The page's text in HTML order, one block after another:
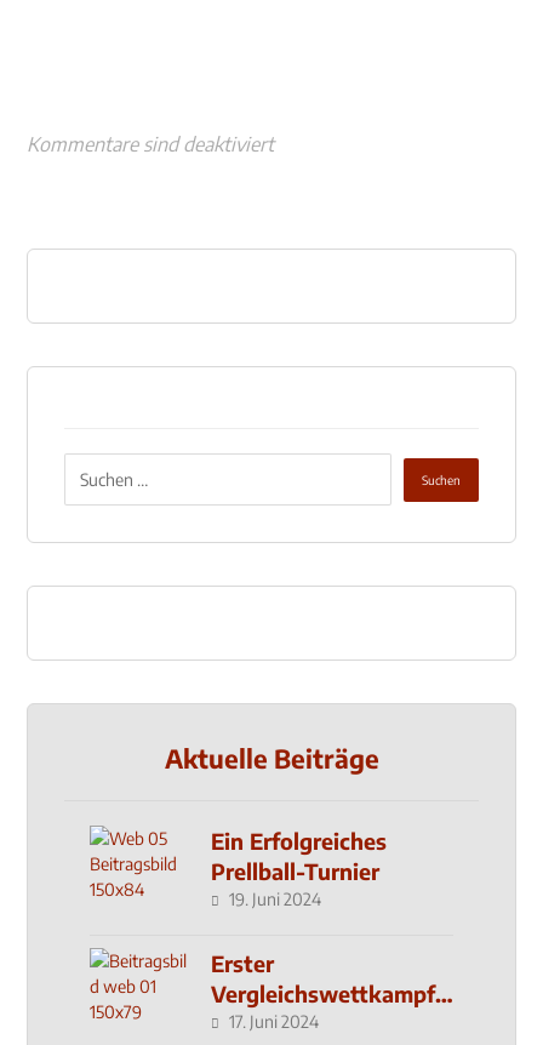
Kommentare sind deaktiviert
Aktuelle Beiträge
Ein Erfolgreiches
Prellball-Turnier
19. Juni 2024
Erster
Vergleichswettkampf
seit 2019
17. Juni 2024